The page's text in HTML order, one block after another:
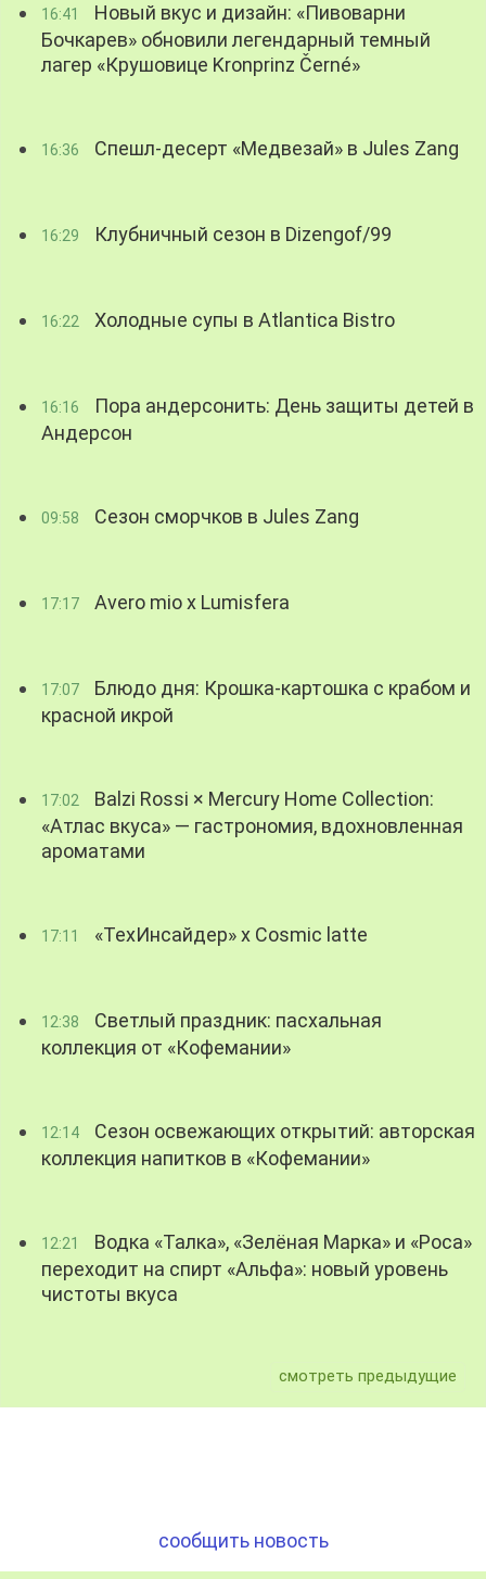
16:41
Новый вкус и дизайн: «Пивоварни
Бочкарев» обновили легендарный темный
лагер «Крушовице Kronprinz Černé»
16:36 Спешл-десерт «Медвезай» в Jules Zang
16:29 Клубничный сезон в Dizengof/99
16:22 Холодные супы в Atlantica Bistro
16:16
Пора андерсонить: День защиты детей в
Андерсон
09:58 Сезон сморчков в Jules Zang
17:17 Avero mio x Lumisfera
17:07
Блюдо дня: Крошка-картошка с крабом и
красной икрой
17:02
Balzi Rossi × Mercury Home Collection:
«Атлас вкуса» — гастрономия, вдохновленная
ароматами
17:11 «ТехИнсайдер» х Cosmic latte
12:38
Светлый праздник: пасхальная
коллекция от «Кофемании»
12:14
Сезон освежающих открытий: авторская
коллекция напитков в «Кофемании»
12:21
Водка «Талка», «Зелёная Марка» и «Роса»
переходит на спирт «Альфа»: новый уровень
чистоты вкуса
смотреть предыдущие
сообщить новость